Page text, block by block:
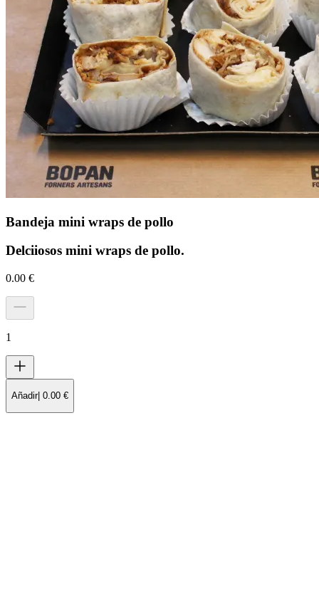
Bandeja mini wraps de pollo
Delciiosos mini wraps de pollo.
0.00 €
1
Añadir| 0.00 €